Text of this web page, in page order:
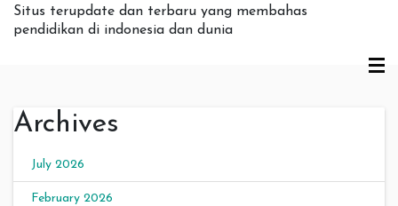
Situs terupdate dan terbaru yang membahas
pendidikan di indonesia dan dunia
Archives
July 2026
February 2026